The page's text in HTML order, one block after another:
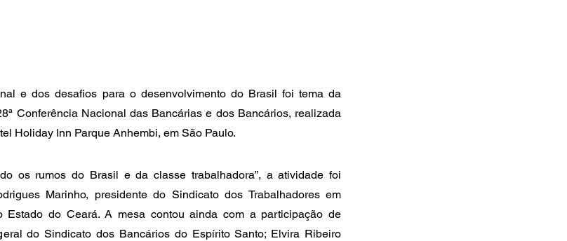
e dos desafios para o desenvolvimento do Brasil foi tema da
Conferência Nacional das Bancárias e dos Bancários, realizada
Holiday Inn Parque Anhembi, em São Paulo.
os rumos do Brasil e da classe trabalhadora”, a atividade foi
Marinho, presidente do Sindicato dos Trabalhadores em
Estado do Ceará. A mesa contou ainda com a participação de
do Sindicato dos Bancários do Espírito Santo; Elvira Ribeiro